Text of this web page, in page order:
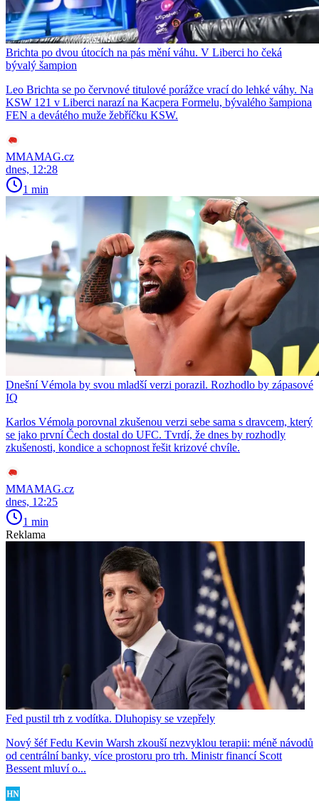
Brichta po dvou útocích na pás mění váhu. V Liberci ho čeká
bývalý šampion
Leo Brichta se po červnové titulové porážce vrací do lehké váhy. Na
KSW 121 v Liberci narazí na Kacpera Formelu, bývalého šampiona
FEN a devátého muže žebříčku KSW.
MMAMAG.cz
dnes, 12:28
1 min
Dnešní Vémola by svou mladší verzi porazil. Rozhodlo by zápasové
IQ
Karlos Vémola porovnal zkušenou verzi sebe sama s dravcem, který
se jako první Čech dostal do UFC. Tvrdí, že dnes by rozhodly
zkušenosti, kondice a schopnost řešit krizové chvíle.
MMAMAG.cz
dnes, 12:25
1 min
Reklama
Fed pustil trh z vodítka. Dluhopisy se vzepřely
Nový šéf Fedu Kevin Warsh zkouší nezvyklou terapii: méně návodů
od centrální banky, více prostoru pro trh. Ministr financí Scott
Bessent mluví o...